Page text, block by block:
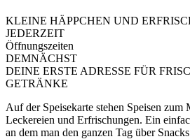
KLEINE HÄPPCHEN UND
JEDERZEIT
Öffnungszeiten
DEMNÄCHST
DEINE ERSTE ADRESSE FÜR
GETRÄNKE
Auf der Speisekarte stehen Speisen zum
Leckereien und Erfrischungen. Ein
an dem man den ganzen Tag über